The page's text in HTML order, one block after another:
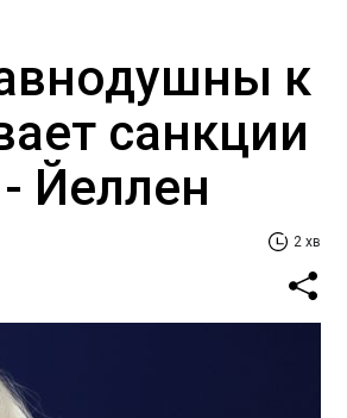
к
санкции
Йеллен
2 хв